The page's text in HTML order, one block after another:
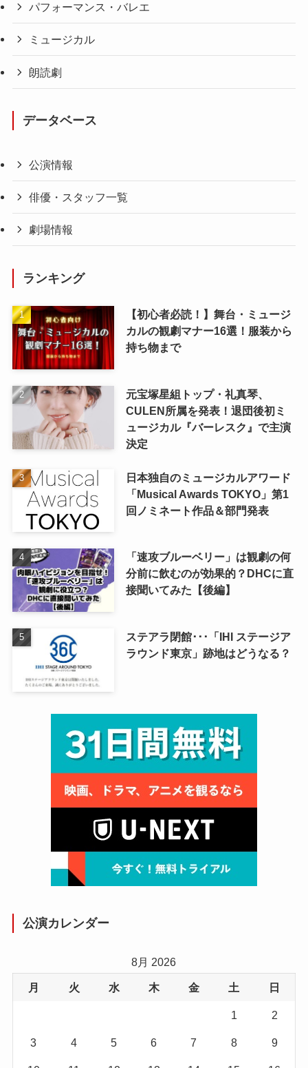
パフォーマンス・バレエ
ミュージカル
朗読劇
データベース
公演情報
俳優・スタッフ一覧
劇場情報
ランキング
【初心者必読！】舞台・ミュージ
カルの観劇マナー16選！服装から
持ち物まで
元宝塚星組トップ・礼真琴、
CULEN所属を発表！退団後初ミ
ュージカル『バーレスク』で主演
決定
日本独自のミュージカルアワード
「Musical Awards TOKYO」第1
回ノミネート作品＆部門発表
「速攻ブルーベリー」は観劇の何
分前に飲むのが効果的？DHCに直
接聞いてみた【後編】
ステアラ閉館･･･「IHI ステージア
ラウンド東京」跡地はどうなる？
公演カレンダー
8月 2026
月 火 水 木 金 土 日
1 2
3 4 5 6 7 8 9